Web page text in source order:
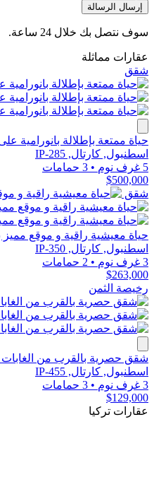
إرسال الرسالة
سوف نتصل بك خلال 24 ساعة.
عقارات مماثلة
شقق
حياة ممتعة بإطلالة بانورامية
اسطنبول, كارتال, IP-285
5 غرف نوم
• 3 حمامات
$500,000
شقق
حياة معيشية راقية و موقع مميز
اسطنبول, كارتال, IP-350
3 غرف نوم
• 2 حمامات
$263,000
رخيصة الثمن
شقق حصرية بالقرب من الغابات
اسطنبول, كارتال, IP-455
3 غرف نوم
• 3 حمامات
$129,000
عقارات تركيا